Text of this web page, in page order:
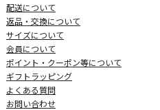
配送について
返品・交換について
サイズについて
会員について
ポイント・クーポン等について
ギフトラッピング
よくある質問
お問い合わせ